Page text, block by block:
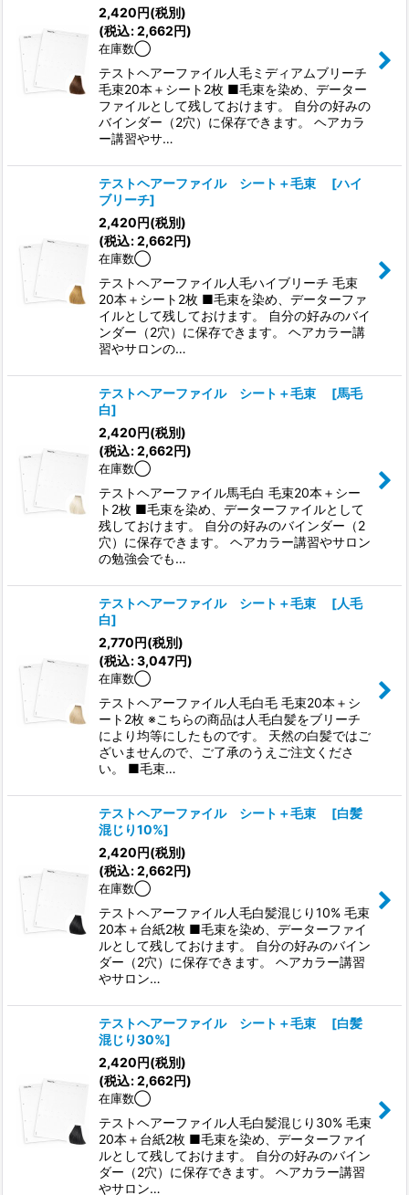
2,420円(税別)
(税込:2,662円)
在庫数◯
テストヘアーファイル人毛ミディアムブリーチ
毛束20本＋シート2枚 ■毛束を染め、データー
ファイルとして残しておけます。 自分の好みの
バインダー（2穴）に保存できます。 ヘアカラ
ー講習やサ…
テストヘアーファイル シート＋毛束 [ハイ
ブリーチ]
2,420円(税別)
(税込:2,662円)
在庫数◯
テストヘアーファイル人毛ハイブリーチ 毛束
20本＋シート2枚 ■毛束を染め、データーファ
イルとして残しておけます。 自分の好みのバイ
ンダー（2穴）に保存できます。 ヘアカラー講
習やサロンの…
テストヘアーファイル シート＋毛束 [馬毛
白]
2,420円(税別)
(税込:2,662円)
在庫数◯
テストヘアーファイル馬毛白 毛束20本＋シー
ト2枚 ■毛束を染め、データーファイルとして
残しておけます。 自分の好みのバインダー（2
穴）に保存できます。 ヘアカラー講習やサロン
の勉強会でも…
テストヘアーファイル シート＋毛束 [人毛
白]
2,770円(税別)
(税込:3,047円)
在庫数◯
テストヘアーファイル人毛白毛 毛束20本＋シ
ート2枚 ※こちらの商品は人毛白髪をブリーチ
により均等にしたものです。 天然の白髪ではご
ざいませんので、ご了承のうえご注文くださ
い。 ■毛束…
テストヘアーファイル シート＋毛束 [白髪
混じり10%]
2,420円(税別)
(税込:2,662円)
在庫数◯
テストヘアーファイル人毛白髪混じり10% 毛束
20本＋台紙2枚 ■毛束を染め、データーファイ
ルとして残しておけます。 自分の好みのバイン
ダー（2穴）に保存できます。 ヘアカラー講習
やサロン…
テストヘアーファイル シート＋毛束 [白髪
混じり30%]
2,420円(税別)
(税込:2,662円)
在庫数◯
テストヘアーファイル人毛白髪混じり30% 毛束
20本＋台紙2枚 ■毛束を染め、データーファイ
ルとして残しておけます。 自分の好みのバイン
ダー（2穴）に保存できます。 ヘアカラー講習
やサロン…